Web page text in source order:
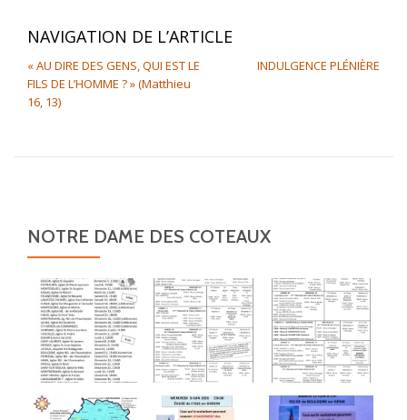
NAVIGATION DE L’ARTICLE
« AU DIRE DES GENS, QUI EST LE
FILS DE L’HOMME ? » (Matthieu
16, 13)
INDULGENCE PLÉNIÈRE
NOTRE DAME DES COTEAUX